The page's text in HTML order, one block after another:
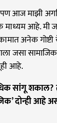
आज माझी
माध्यम आहे.
अनेक
जसा
आहे.
सांगू
दोन्ही आहे